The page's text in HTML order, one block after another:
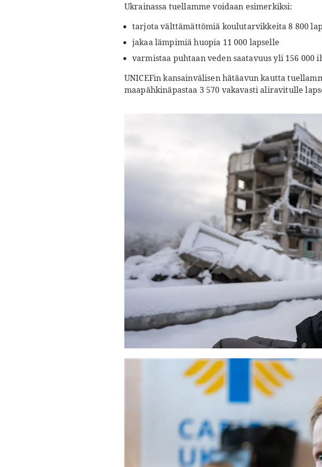
Ukrainassa tuellamme voidaan esimerkiksi:
tarjota välttämättömiä koulutarvikkeita 8 800
jakaa lämpimiä huopia 11 000 lapselle
varmistaa puhtaan veden saatavuus yli 156 000
UNICEFin kansainvälisen hätäavun kautta
maapähkinäpastaa 3 570 vakavasti aliravitulle